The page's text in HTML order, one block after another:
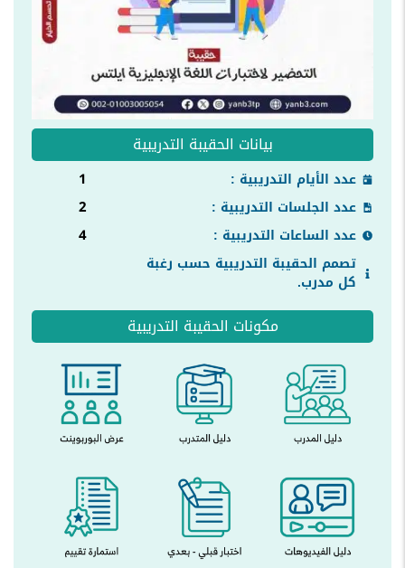
بيانات الحقيبة التدريبية
عدد الأيام التدريبية : 1
عدد الجلسات التدريبية : 2
عدد الساعات التدريبية : 4
تصمم الحقيبة التدريبية حسب رغبة
كل مدرب.
مكونات الحقيبة التدريبية